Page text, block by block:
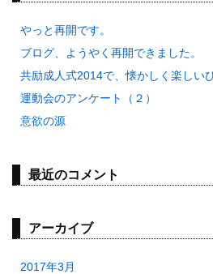
やっと再開です。
ブログ、ようやく再開できました。
共励成人式2014で、懐かしく楽しい
運動会のアンケート（２）
意欲の源
最近のコメント
アーカイブ
2017年3月